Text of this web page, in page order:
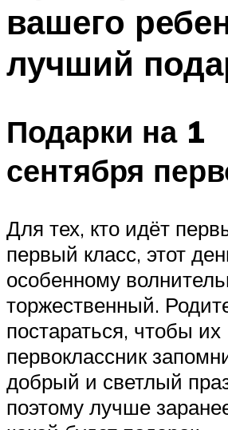
Меню
вашего
лучший
Подарки на 1
сентября
Для тех, кто идёт
первый класс, этот
особенному
торжественный.
постараться, чтобы их
первоклассник
добрый и светлый
поэтому лучше